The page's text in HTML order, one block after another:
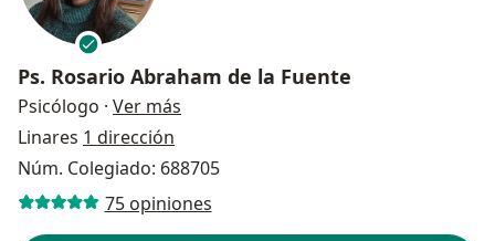
Ps. Rosario Abraham de la Fuente
Psicólogo · Ver más
Linares 1 dirección
Núm. Colegiado: 688705
75 opiniones